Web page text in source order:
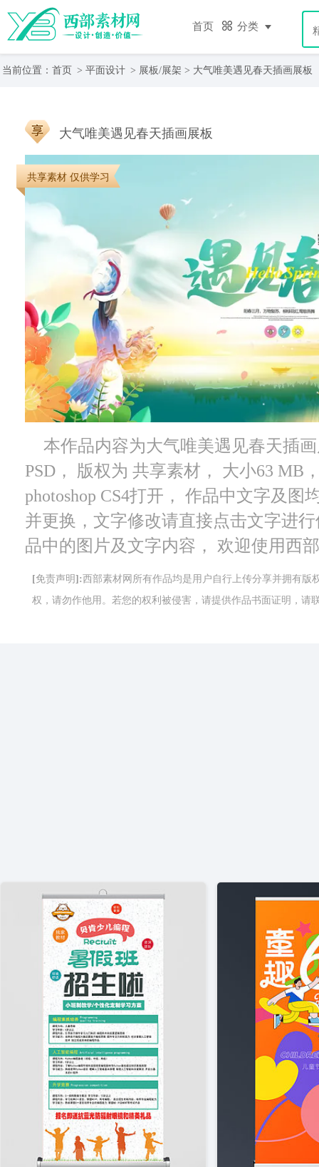
首页 分类
当前位置： 首页 > 平面设计 > 展板/展架 > 大气唯美遇见春天插画展板
大气唯美遇见春天插画展板
共享素材 仅供学习
本作品内容为大气唯美遇见春天插
PSD， 版权为 共享素材， 大小63 MB
photoshop CS4打开， 作品中文字及
并更换，文字修改请直接点击文字进
品中的图片及文字内容， 欢迎使用西
[免责声明]:西部素材网所有作品均是用户自行上传分享并拥有
权，请勿作他用。若您的权利被侵害，请提供作品书面证明，请